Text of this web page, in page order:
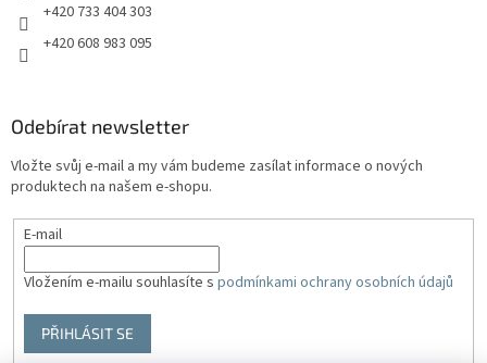
+420 733 404 303
+420 608 983 095
Odebírat newsletter
Vložte svůj e-mail a my vám budeme zasílat informace o nových
produktech na našem e-shopu.
E-mail
Vložením e-mailu souhlasíte s podmínkami ochrany osobních údajů
PŘIHLÁSIT SE